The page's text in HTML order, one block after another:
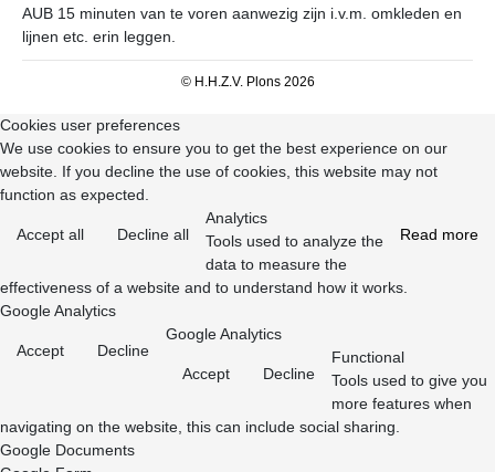
AUB 15 minuten van te voren aanwezig zijn i.v.m. omkleden en
lijnen etc. erin leggen.
© H.H.Z.V. Plons 2026
Cookies user preferences
We use cookies to ensure you to get the best experience on our
website. If you decline the use of cookies, this website may not
function as expected.
Accept all Decline all Read more
Analytics
Tools used to analyze the
data to measure the
effectiveness of a website and to understand how it works.
Google Analytics
Accept Decline
Google Analytics
Accept Decline
Functional
Tools used to give you
more features when
navigating on the website, this can include social sharing.
Google Documents